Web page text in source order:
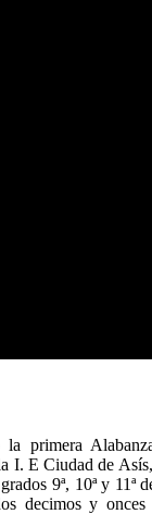
primera
I. E Ciudad de
9ª, 10ª y 11ª
decimos y onces